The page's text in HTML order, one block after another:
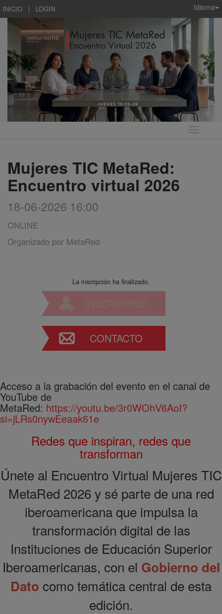
INICIO | LOGIN Idioma
Idioma
Mujeres TIC MetaRed:
Encuentro virtual 2026
18-06-2026 16:00
ONLINE
Organizado por MetaRed
La inscripción ha finalizado.
CONTACTO
Acceso a la grabación del evento en el canal de
YouTube de
MetaRed: https://youtu.be/3r0WOhV6AoI?
si=jLRs0nywEeaak61e
Redes que inspiran, redes que
transforman
Únete al Encuentro Virtual Mujeres TIC
MetaRed 2026 y sé parte de una red
iberoamericana que impulsa la
transformación digital de las
Instituciones de Educación Superior
Iberoamericanas, con el Gobierno del
Dato como temática central de esta
edición.